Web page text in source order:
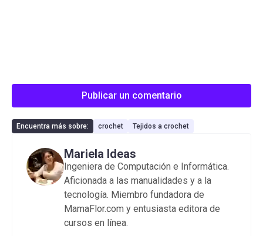
Publicar un comentario
Encuentra más sobre: crochet Tejidos a crochet
Mariela Ideas
Ingeniera de Computación e Informática.
Aficionada a las manualidades y a la
tecnología. Miembro fundadora de
MamaFlor.com y entusiasta editora de
cursos en línea.